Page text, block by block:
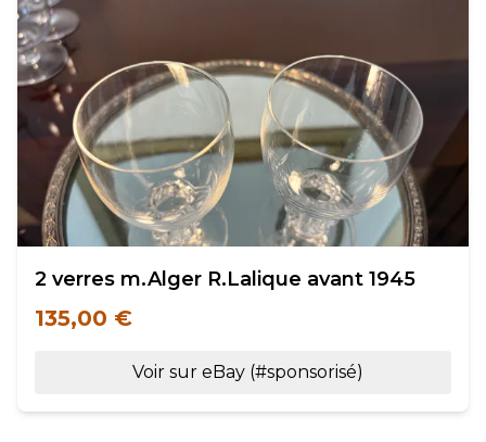
2 verres m.Alger R.Lalique avant 1945
135,00 €
Voir sur eBay (#sponsorisé)